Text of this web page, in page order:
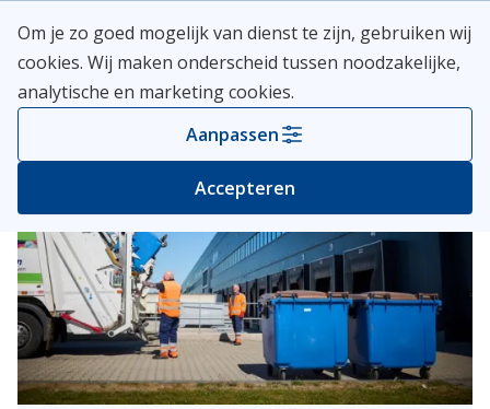
naar
inhoud
Meerlanden Logo
Open
Om je zo goed mogelijk van dienst te zijn, gebruiken wij
cookies. Wij maken onderscheid tussen noodzakelijke,
analytische en marketing cookies.
Aanpassen
Accepteren